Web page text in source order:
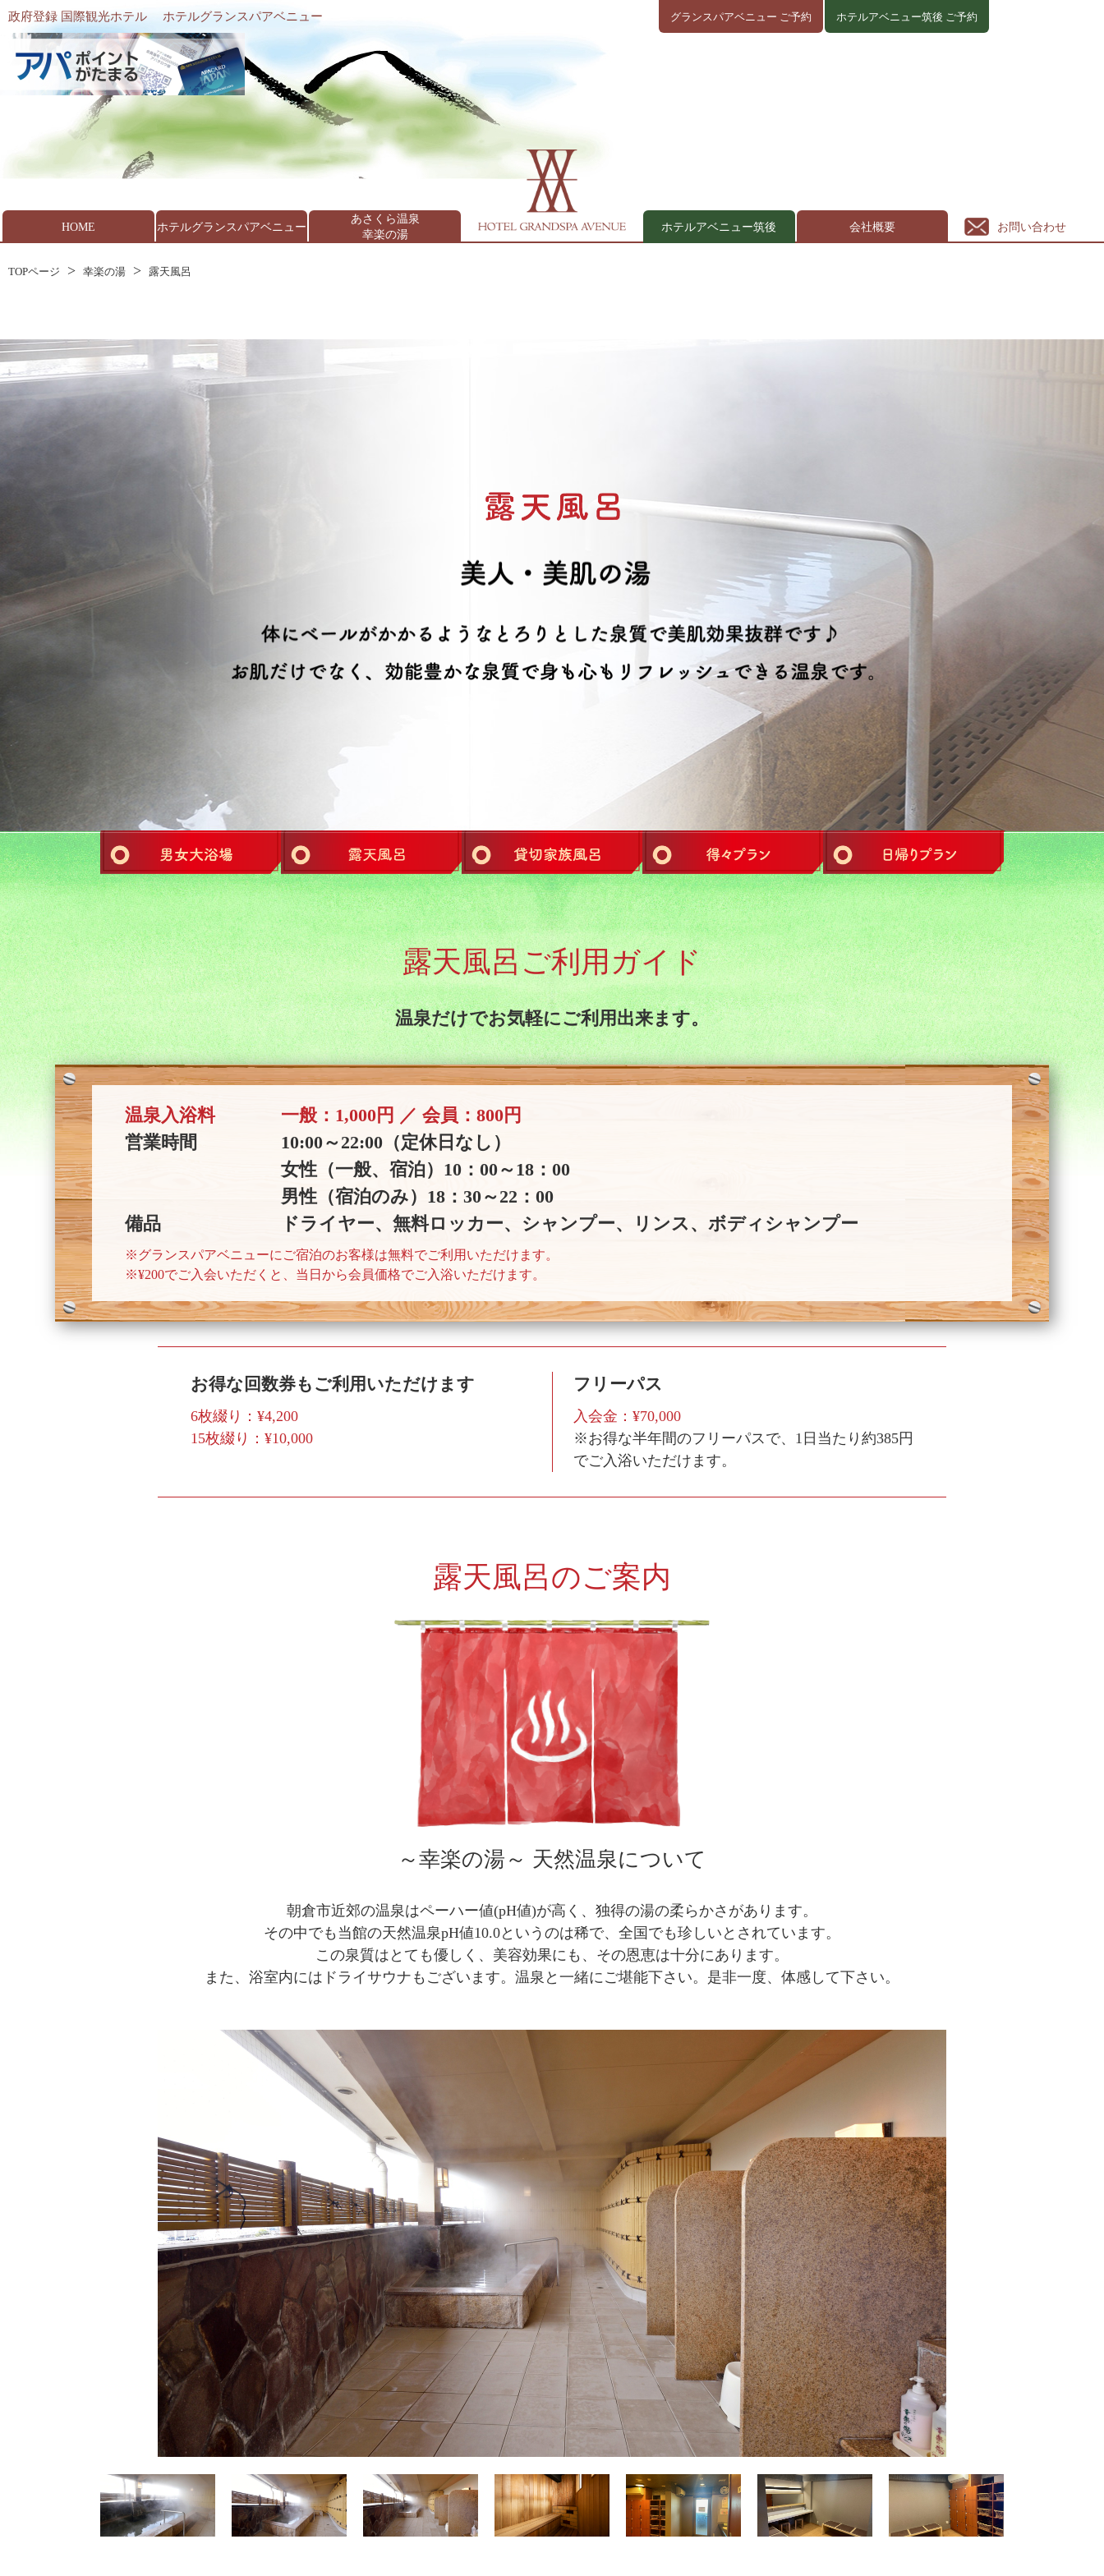
政府登録 国際観光ホテル ホテルグランスパアベニュー グランスパアベニュー ご予約 ホテルアベニュー筑後 ご予約
HOME ホテルグランスパアベニュー
あさくら温泉
幸楽の湯
ホテルアベニュー筑後 会社概要 お問い合わせ
TOPページ 幸楽の湯 露天風呂
露天風呂ご利用ガイド
温泉だけでお気軽にご利用出来ます。
温泉入浴料
一般：1,000円 ／ 会員：800円
営業時間
10:00～22:00（定休日なし）
女性（一般、宿泊）10：00～18：00
男性（宿泊のみ）18：30～22：00
備品
ドライヤー、無料ロッカー、シャンプー、リンス、ボディシャンプー
※グランスパアベニューにご宿泊のお客様は無料でご利用いただけます。
※¥200でご入会いただくと、当日から会員価格でご入浴いただけます。
お得な回数券もご利用いただけます
6枚綴り：¥4,200
15枚綴り：¥10,000
フリーパス
入会金：¥70,000
※お得な半年間のフリーパスで、1日当たり約385円
でご入浴いただけます。
露天風呂のご案内
～幸楽の湯～ 天然温泉について
朝倉市近郊の温泉はペーハー値(pH値)が高く、独得の湯の柔らかさがあります。
その中でも当館の天然温泉pH値10.0というのは稀で、全国でも珍しいとされています。
この泉質はとても優しく、美容効果にも、その恩恵は十分にあります。
また、浴室内にはドライサウナもございます。温泉と一緒にご堪能下さい。是非一度、体感して下さい。